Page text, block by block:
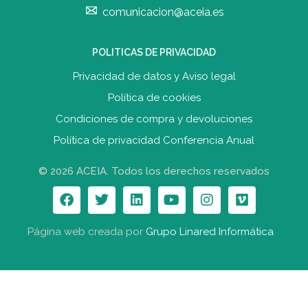
comunicacion@aceia.es
POLITICAS DE PRIVACIDAD
Privacidad de datos y Aviso legal
Política de cookies
Condiciones de compra y devoluciones
Política de privacidad Conferencia Anual
© 2026 ACEIA. Todos los derechos reservados
Página web creada por Grupo Linared Informática